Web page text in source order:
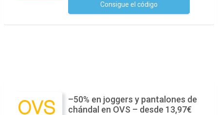
Consigue el código
–50% en joggers y pantalones de
chándal en OVS – desde 13,97€